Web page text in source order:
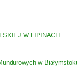
W LIPINACH
w